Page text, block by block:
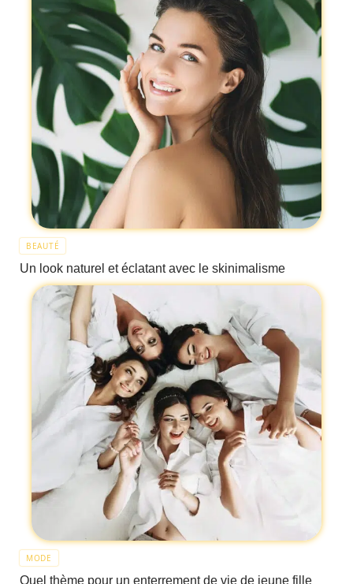
BEAUTÉ
Un look naturel et éclatant avec le skinimalisme
MODE
Quel thème pour un enterrement de vie de jeune fille